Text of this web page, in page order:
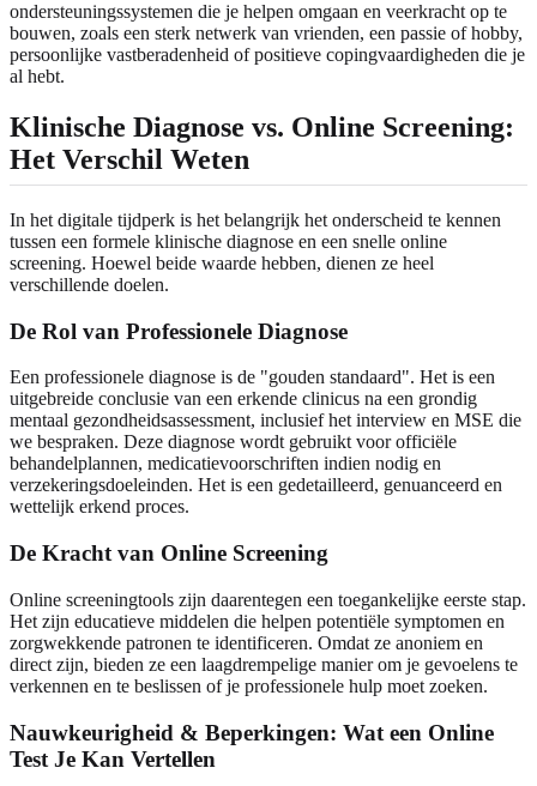
ondersteuningssystemen die je helpen omgaan en veerkracht op te
bouwen, zoals een sterk netwerk van vrienden, een passie of hobby,
persoonlijke vastberadenheid of positieve copingvaardigheden die je
al hebt.
Klinische Diagnose vs. Online Screening:
Het Verschil Weten
In het digitale tijdperk is het belangrijk het onderscheid te kennen
tussen een formele klinische diagnose en een snelle online
screening. Hoewel beide waarde hebben, dienen ze heel
verschillende doelen.
De Rol van Professionele Diagnose
Een professionele diagnose is de "gouden standaard". Het is een
uitgebreide conclusie van een erkende clinicus na een grondig
mentaal gezondheidsassessment, inclusief het interview en MSE die
we bespraken. Deze diagnose wordt gebruikt voor officiële
behandelplannen, medicatievoorschriften indien nodig en
verzekeringsdoeleinden. Het is een gedetailleerd, genuanceerd en
wettelijk erkend proces.
De Kracht van Online Screening
Online screeningtools zijn daarentegen een toegankelijke eerste stap.
Het zijn educatieve middelen die helpen potentiële symptomen en
zorgwekkende patronen te identificeren. Omdat ze anoniem en
direct zijn, bieden ze een laagdrempelige manier om je gevoelens te
verkennen en te beslissen of je professionele hulp moet zoeken.
Nauwkeurigheid & Beperkingen: Wat een Online
Test Je Kan Vertellen